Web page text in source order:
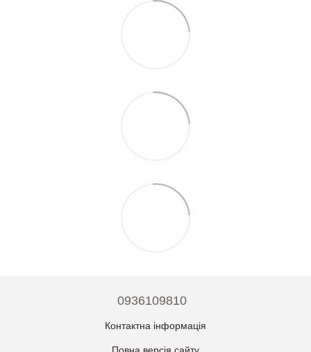
0936109810
Контактна інформація
Повна версія сайту